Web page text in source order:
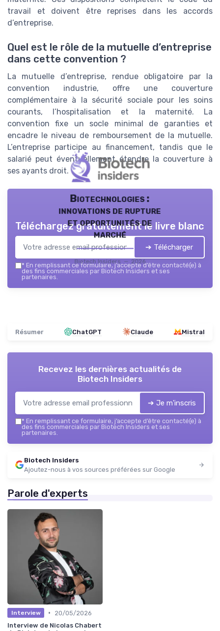
travail et doivent être reprises dans les accords
d’entreprise.
Quel est le rôle de la mutuelle d’entreprise
dans cette convention ?
La mutuelle d’entreprise, rendue obligatoire par la
convention industrie, offre une couverture
complémentaire à la sécurité sociale pour les soins
courants, l’hospitalisation et la maternité. La
convention fixe un socle minimal de garanties et
encadre le niveau de remboursement de la mutuelle.
L’entreprise participe au financement, tandis que le
salarié peut éventuellement étendre la couverture à
ses ayants droit.
Biotechnologies :
innovations de rupture
et opportunités de
marché
Biotech Insiders — 2026
Téléchargez gratuitement le livre blanc
➔ Télécharger
* En remplissant ce formulaire, j’accepte d’être contacté(e) à
des fins commerciales par Biotech Insiders et ses
partenaires.
Résumer ChatGPT Claude Mistral
Recevez les dernières actualités de
Biotech Insiders
➔ Je m'inscris
* En remplissant ce formulaire, j’accepte d’être contacté(e) à
des fins commerciales par Biotech Insiders et ses
partenaires.
Biotech Insiders
Ajoutez-nous à vos sources préférées sur Google
Parole d'experts
Interview •
20/05/2026
Interview de Nicolas Chabert